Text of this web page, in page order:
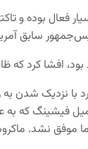
فعال بوده
مخالف است
افشا کرد
نزدیک شدن به
فیشینگ
موفق نشد.